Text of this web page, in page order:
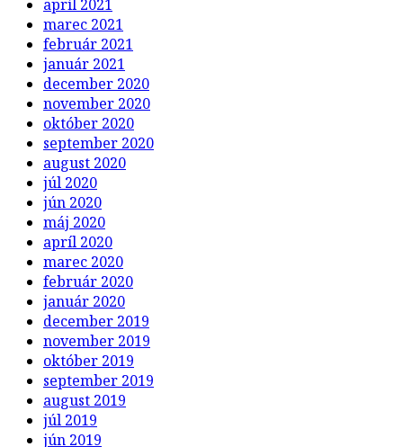
apríl 2021
marec 2021
február 2021
január 2021
december 2020
november 2020
október 2020
september 2020
august 2020
júl 2020
jún 2020
máj 2020
apríl 2020
marec 2020
február 2020
január 2020
december 2019
november 2019
október 2019
september 2019
august 2019
júl 2019
jún 2019